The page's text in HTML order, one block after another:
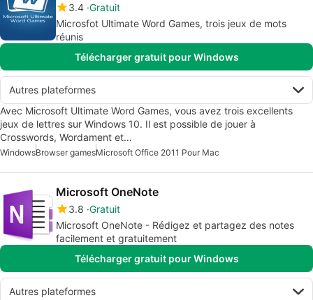
3.4 Gratuit
Microsfot Ultimate Word Games, trois jeux de mots
réunis
Télécharger gratuit pour Windows
Autres plateformes
Avec Microsoft Ultimate Word Games, vous avez trois excellents
jeux de lettres sur Windows 10. Il est possible de jouer à
Crosswords, Wordament et…
WindowsBrowser gamesMicrosoft Office 2011 Pour Mac
Microsoft OneNote
3.8 Gratuit
Microsoft OneNote - Rédigez et partagez des notes
facilement et gratuitement
Télécharger gratuit pour Windows
Autres plateformes